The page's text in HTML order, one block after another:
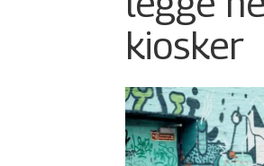
kiosker